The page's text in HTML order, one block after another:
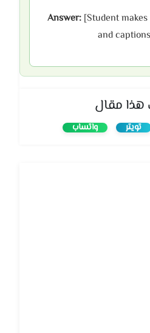
Answer: [Student
and
مقال
تويتر واتساب